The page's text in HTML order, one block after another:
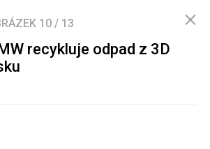
10 / 13
recykluje odpad z 3D